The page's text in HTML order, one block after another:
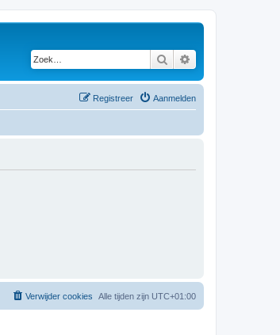
Zoek
Aanmelden
Registreer
Alle tijden zijn UTC+01:00
Verwijder cookies